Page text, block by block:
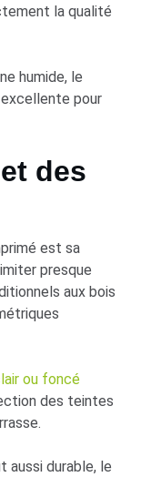
la qualité
humide, le
excellente pour
des
est sa
presque
aux bois
ou foncé
des teintes
aussi durable, le